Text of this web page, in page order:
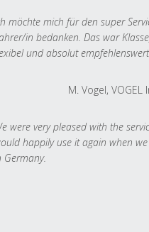
möchte mich für den super
in bedanken. Das war
und absolut
M. Vogel, VOGEL
were very pleased with the
happily use it again when
Germany.